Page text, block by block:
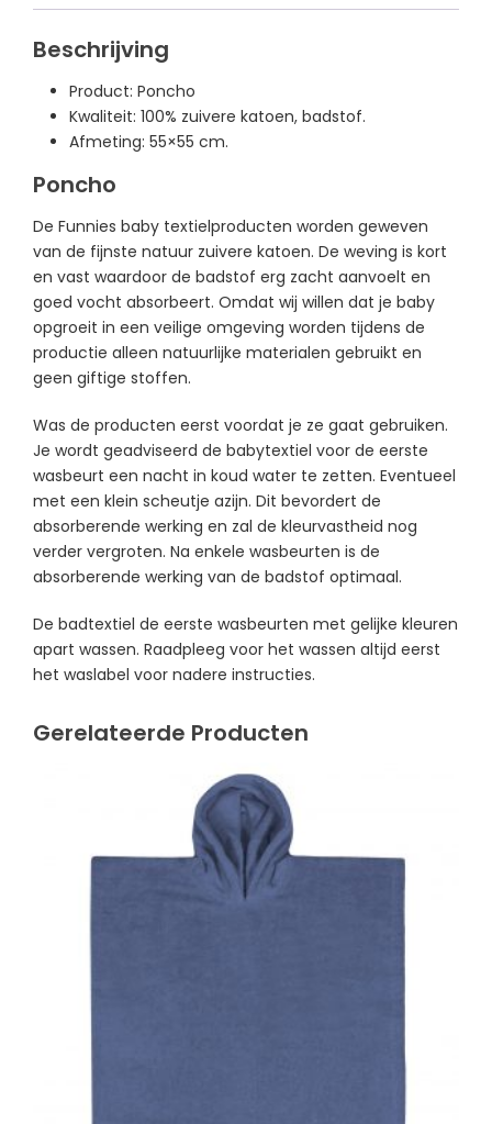
Beschrijving
Product: Poncho
Kwaliteit: 100% zuivere katoen, badstof.
Afmeting: 55×55 cm.
Poncho
De Funnies baby textielproducten worden geweven
van de fijnste natuur zuivere katoen. De weving is kort
en vast waardoor de badstof erg zacht aanvoelt en
goed vocht absorbeert. Omdat wij willen dat je baby
opgroeit in een veilige omgeving worden tijdens de
productie alleen natuurlijke materialen gebruikt en
geen giftige stoffen.
Was de producten eerst voordat je ze gaat gebruiken.
Je wordt geadviseerd de babytextiel voor de eerste
wasbeurt een nacht in koud water te zetten. Eventueel
met een klein scheutje azijn. Dit bevordert de
absorberende werking en zal de kleurvastheid nog
verder vergroten. Na enkele wasbeurten is de
absorberende werking van de badstof optimaal.
De badtextiel de eerste wasbeurten met gelijke kleuren
apart wassen. Raadpleeg voor het wassen altijd eerst
het waslabel voor nadere instructies.
Gerelateerde Producten